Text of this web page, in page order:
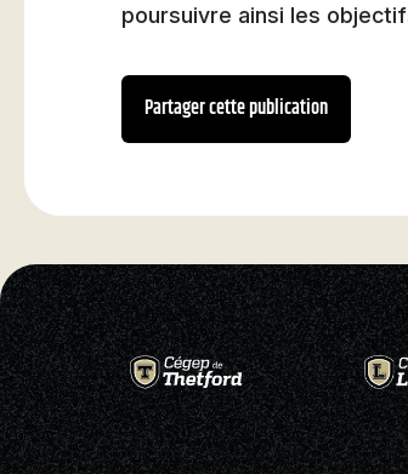
poursuivre ainsi les
Partager cette publication